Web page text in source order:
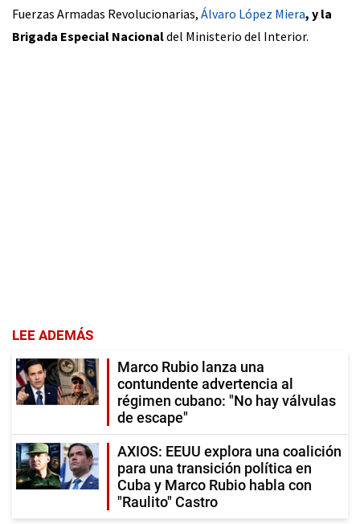
Fuerzas Armadas Revolucionarias, Álvaro López Miera, y la
Brigada Especial Nacionaldel Ministerio del Interior.
LEE ADEMÁS
Marco Rubio lanza una
contundente advertencia al
régimen cubano: "No hay válvulas
de escape"
AXIOS: EEUU explora una coalición
para una transición política en
Cuba y Marco Rubio habla con
"Raulito" Castro